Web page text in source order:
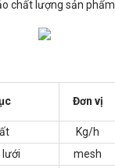
chất lượng sản phẩm.
Đơn vị
Kg/h
lưới mesh